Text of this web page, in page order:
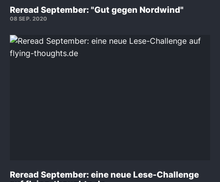
Reread September: "Gut gegen Nordwind"
08 SEP. 2020
Reread September: eine neue Lese-Challenge